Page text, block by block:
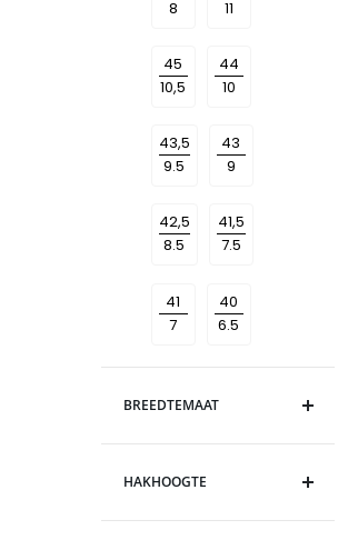
45 44
43,5 43
42,5 41,5
41 40
BREEDTEMAAT
HAKHOOGTE